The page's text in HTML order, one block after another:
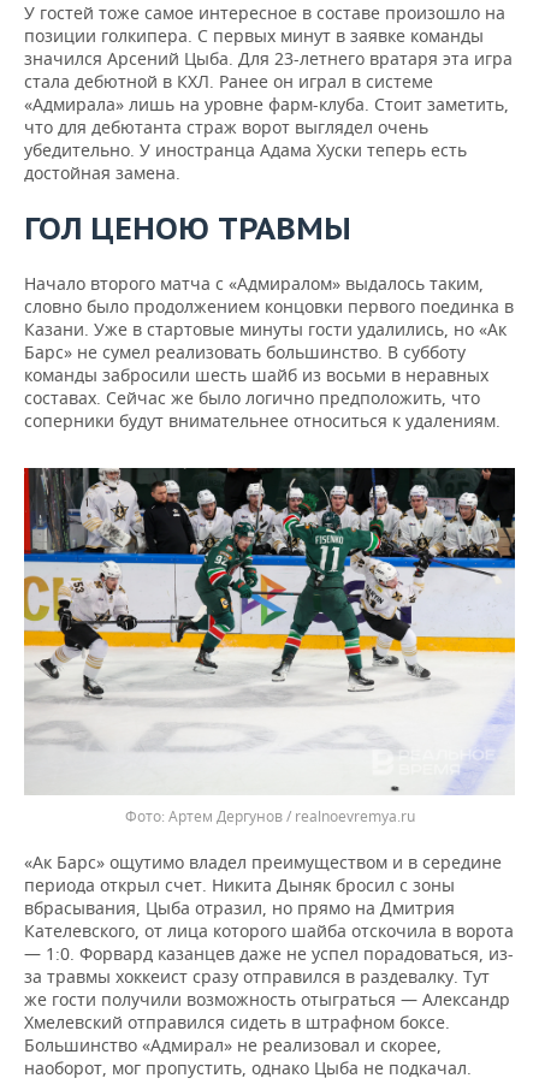
У гостей тоже самое интересное в составе произошло на
позиции голкипера. С первых минут в заявке команды
значился Арсений Цыба. Для 23-летнего вратаря эта игра
стала дебютной в КХЛ. Ранее он играл в системе
«Адмирала» лишь на уровне фарм-клуба. Стоит заметить,
что для дебютанта страж ворот выглядел очень
убедительно. У иностранца Адама Хуски теперь есть
достойная замена.
ГОЛ ЦЕНОЮ ТРАВМЫ
Начало второго матча с «Адмиралом» выдалось таким,
словно было продолжением концовки первого поединка в
Казани. Уже в стартовые минуты гости удалились, но «Ак
Барс» не сумел реализовать большинство. В субботу
команды забросили шесть шайб из восьми в неравных
составах. Сейчас же было логично предположить, что
соперники будут внимательнее относиться к удалениям.
Артем Дергунов / realnoevremya.ru
«Ак Барс» ощутимо владел преимуществом и в середине
периода открыл счет. Никита Дыняк бросил с зоны
вбрасывания, Цыба отразил, но прямо на Дмитрия
Кателевского, от лица которого шайба отскочила в ворота
— 1:0. Форвард казанцев даже не успел порадоваться, из-
за травмы хоккеист сразу отправился в раздевалку. Тут
же гости получили возможность отыграться — Александр
Хмелевский отправился сидеть в штрафном боксе.
Большинство «Адмирал» не реализовал и скорее,
наоборот, мог пропустить, однако Цыба не подкачал.